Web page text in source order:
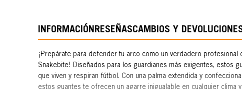
INFORMACIÓNRESEÑASCAMBIOS Y
¡Prepárate para defender tu arco como un verdadero profesional
Snakebite! Diseñados para los guardianes más exigentes, estos
que viven y respiran fútbol. Con una palma extendida y
estos guantes te ofrecen un agarre inigualable en cualquier clima